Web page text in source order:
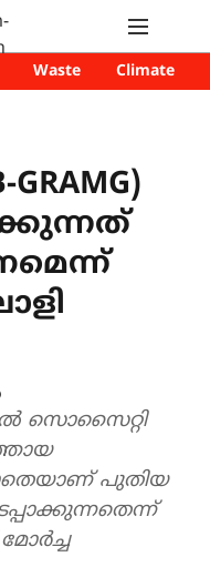
Waste Climate
സൊസൈറ്റി
പുതിയ